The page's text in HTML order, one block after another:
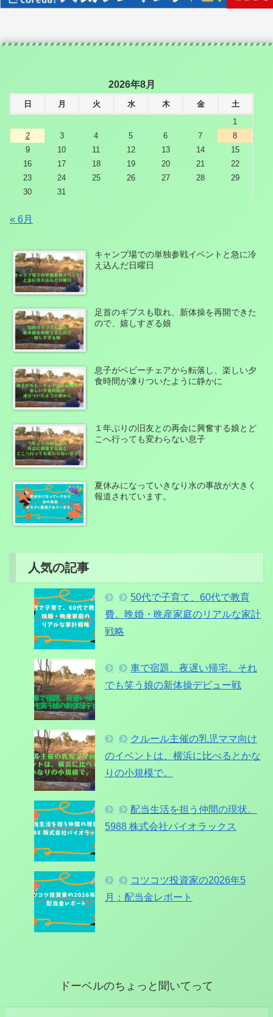
2026年8月
日 月 火 水 木 金
土
1
2
3 4 5 6 7
8
9
10 11 12 13 14
15
16
17 18 19 20 21
22
23
24 25 26 27 28
29
30
31
« 6月
キャンプ場での単独参戦イベントと急に冷
え込んだ日曜日
足首のギプスも取れ、新体操を再開できた
ので、嬉しすぎる娘
息子がベビーチェアから転落し、楽しい夕
食時間が凍りついたように静かに
１年ぶりの旧友との再会に興奮する娘とど
こへ行っても変わらない息子
夏休みになっていきなり水の事故が大きく
報道されています。
人気の記事
50代で子育て、60代で教育
費。晩婚・晩産家庭のリアルな家計
戦略
車で宿題、夜遅い帰宅。それ
でも笑う娘の新体操デビュー戦
クルール主催の乳児ママ向け
のイベントは、横浜に比べるとかな
りの小規模で。
配当生活を担う仲間の現状。
5988 株式会社パイオラックス
コツコツ投資家の2026年5
月：配当金レポート
ドーベルのちょっと聞いてって